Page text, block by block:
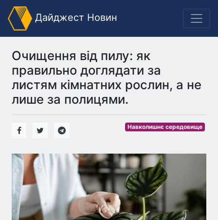
Дайджест Новин
Очищення від пилу: як
правильно доглядати за
листям кімнатних рослин, а не
лише за полицями.
Навколишнє середовище